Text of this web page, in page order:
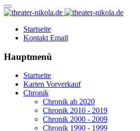
Startseite
Kontakt Email
Hauptmenü
Startseite
Karten Vorverkauf
Chronik
Chronik ab 2020
Chronik 2010 - 2019
Chronik 2000 - 2009
Chronik 1990 - 1999